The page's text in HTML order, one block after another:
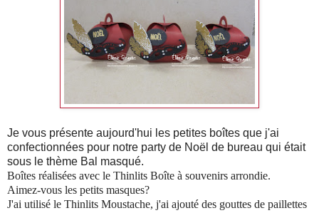
Je vous présente aujourd'hui les petites boîtes que j'ai
confectionnées pour notre party de Noël de bureau qui était
sous le thème Bal masqué.
Boîtes réalisées avec le Thinlits Boîte à souvenirs arrondie.
Aimez-vous les petits masques?
J'ai utilisé le Thinlits Moustache, j'ai ajouté des gouttes de paillettes